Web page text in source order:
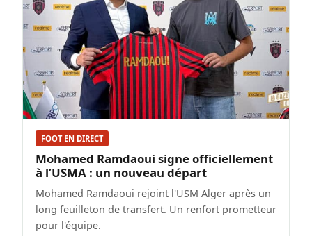
FOOT EN DIRECT
Mohamed Ramdaoui signe officiellement
à l’USMA : un nouveau départ
Mohamed Ramdaoui rejoint l'USM Alger après un
long feuilleton de transfert. Un renfort prometteur
pour l'équipe.